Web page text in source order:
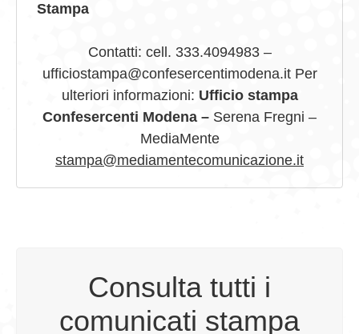
Stampa
Contatti: cell. 333.4094983 –
ufficiostampa@confesercentimodena.it Per
ulteriori informazioni: Ufficio stampa
Confesercenti Modena – Serena Fregni –
MediaMente
stampa@mediamentecomunicazione.it
Consulta tutti i
comunicati stampa